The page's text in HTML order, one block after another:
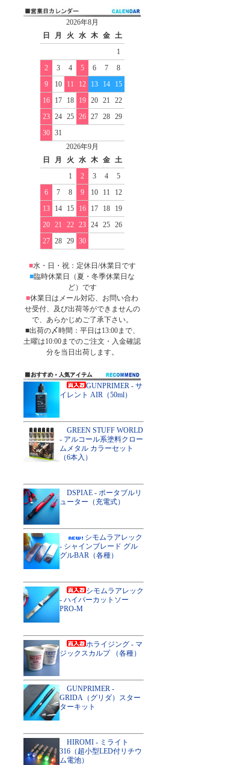
2026年8月
日
月 火 水 木 金
土
1
2
3 4 5 6 7
8
9
10 11 12 13 14
15
16
17 18 19 20 21
22
23
24 25 26 27 28
29
30
31
2026年9月
日
月 火 水 木 金
土
1
2 3 4
5
6
7 8 9 10 11
12
13
14 15 16 17 18
19
20
21 22 23 24 25
26
27
28 29 30
■水・日・祝：定休日/休業日です
■臨時休業日（夏・冬季休業日な
ど）です
■休業日はメール対応、お問い合わ
せ受付、及び出荷等ができませんの
で、あらかじめご了承下さい。
■出荷の〆時間：平日は13:00まで、
土曜は10:00までのご注文・入金確認
分を当日出荷します。
GUNPRIMER - サ
イレント AIR（50ml）
GREEN STUFF WORLD
- アルコール系塗料クロー
ムメタル カラーセット
（6本入）
DSPIAE - ポータブルリ
ューター（充電式）
シモムラアレック
- シャインブレード グル
グルBAR（各種）
シモムラアレック
- ハイパーカットソー
PRO-M
ホライジング - マ
ジックスカルプ （各種）
GUNPRIMER -
GRIDA（グリダ）スター
ターキット
HIROMI - ミライト
316（超小型LED付リチウ
ム電池）